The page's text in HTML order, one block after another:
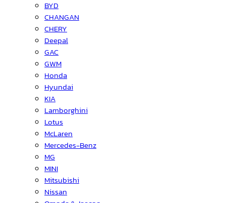
BYD
CHANGAN
CHERY
Deepal
GAC
GWM
Honda
Hyundai
KIA
Lamborghini
Lotus
McLaren
Mercedes-Benz
MG
MINI
Mitsubishi
Nissan